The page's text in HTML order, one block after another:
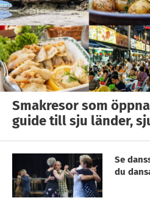
Smakresor som
guide till sju länder,
Se
du